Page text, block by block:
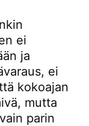
ei
ja
ei
kokoajan
mutta
parin